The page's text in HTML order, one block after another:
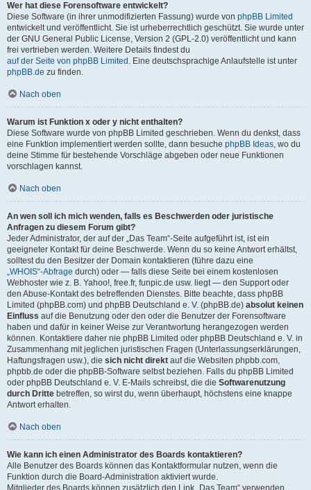
Wer hat diese Forensoftware entwickelt?
Diese Software (in ihrer unmodifizierten Fassung) wurde von phpBB Limited
entwickelt und veröffentlicht. Sie ist urheberrechtlich geschützt. Sie wurde unter
der GNU General Public License, Version 2 (GPL-2.0) veröffentlicht und kann
frei vertrieben werden. Weitere Details findest du
auf der Seite von phpBB Limited . Eine deutschsprachige Anlaufstelle ist unter
phpBB.de zu finden.
Nach oben
Warum ist Funktion x oder y nicht enthalten?
Diese Software wurde von phpBB Limited geschrieben. Wenn du denkst, dass
eine Funktion implementiert werden sollte, dann besuche phpBB Ideas, wo du
deine Stimme für bestehende Vorschläge abgeben oder neue Funktionen
vorschlagen kannst.
Nach oben
An wen soll ich mich wenden, falls es Beschwerden oder juristische
Anfragen zu diesem Forum gibt?
Jeder Administrator, der auf der „Das Team“-Seite aufgeführt ist, ist ein
geeigneter Kontakt für deine Beschwerde. Wenn du so keine Antwort erhältst,
solltest du den Besitzer der Domain kontaktieren (führe dazu eine
„WHOIS“-Abfrage durch) oder — falls diese Seite bei einem kostenlosen
Webhoster wie z. B. Yahoo!, free.fr, funpic.de usw. liegt — den Support oder
den Abuse-Kontakt des betreffenden Dienstes. Bitte beachte, dass phpBB
Limited (phpBB.com) und phpBB Deutschland e. V. (phpBB.de) absolut keinen
Einfluss auf die Benutzung oder den oder die Benutzer der Forensoftware
haben und dafür in keiner Weise zur Verantwortung herangezogen werden
können. Kontaktiere daher nie phpBB Limited oder phpBB Deutschland e. V. in
Zusammenhang mit jeglichen juristischen Fragen (Unterlassungserklärungen,
Haftungsfragen usw.), die sich nicht direkt auf die Websiten phpbb.com,
phpbb.de oder die phpBB-Software selbst beziehen. Falls du phpBB Limited
oder phpBB Deutschland e. V. E-Mails schreibst, die die Softwarenutzung
durch Dritte betreffen, so wirst du, wenn überhaupt, höchstens eine knappe
Antwort erhalten.
Nach oben
Wie kann ich einen Administrator des Boards kontaktieren?
Alle Benutzer des Boards können das Kontaktformular nutzen, wenn die
Funktion durch die Board-Administration aktiviert wurde.
Mitglieder des Boards können zusätzlich den Link „Das Team“ verwenden.